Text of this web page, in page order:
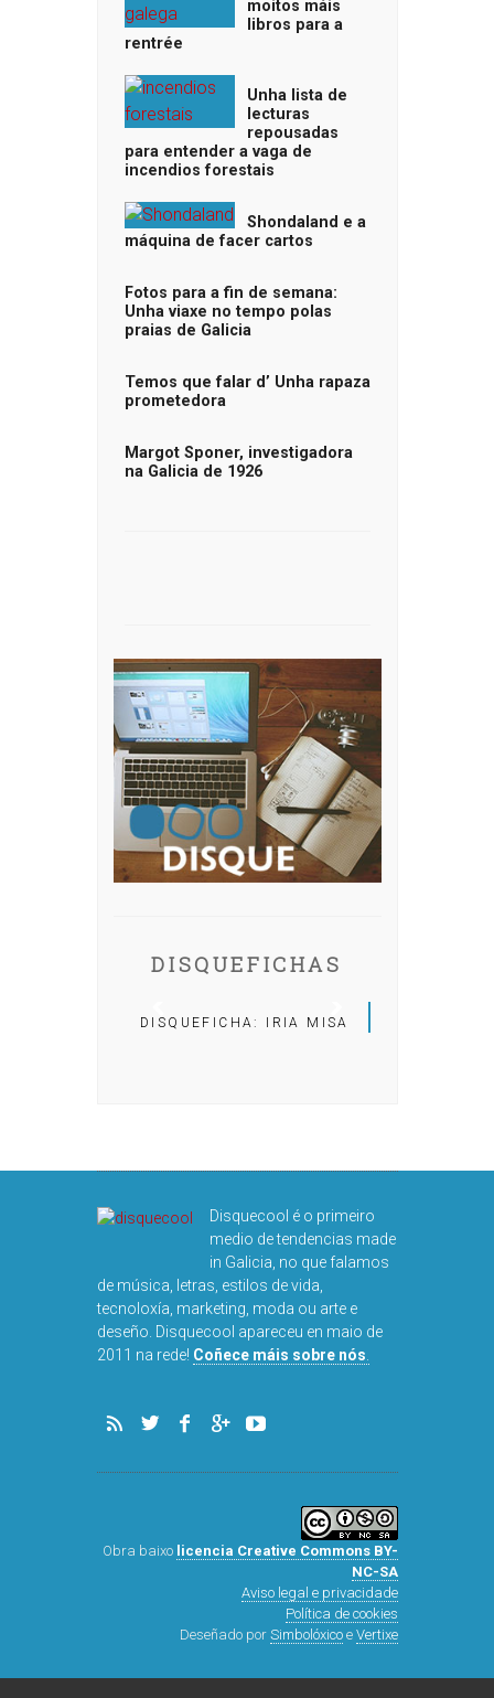
moitos máis
libros para a
rentrée
Unha lista de
lecturas
repousadas
para entender a vaga de
incendios forestais
Shondaland e a
máquina de facer cartos
Fotos para a fin de semana:
Unha viaxe no tempo polas
praias de Galicia
Temos que falar d’ Unha rapaza
prometedora
Margot Sponer, investigadora
na Galicia de 1926
DISQUEFICHAS
DISQUEFICHA: IRIA MISA
DISQUEFICHA: ÓLÖF
Disquecool é o primeiro
medio de tendencias made
in Galicia, no que falamos
de música, letras, estilos de vida,
tecnoloxía, marketing, moda ou arte e
deseño. Disquecool apareceu en maio de
2011 na rede! Coñece máis sobre nós
Obra baixo licencia Creative Commons BY-
NC-SA
Aviso legal e privacidade
Política de cookies
Deseñado por Simbolóxicoe Vertixe